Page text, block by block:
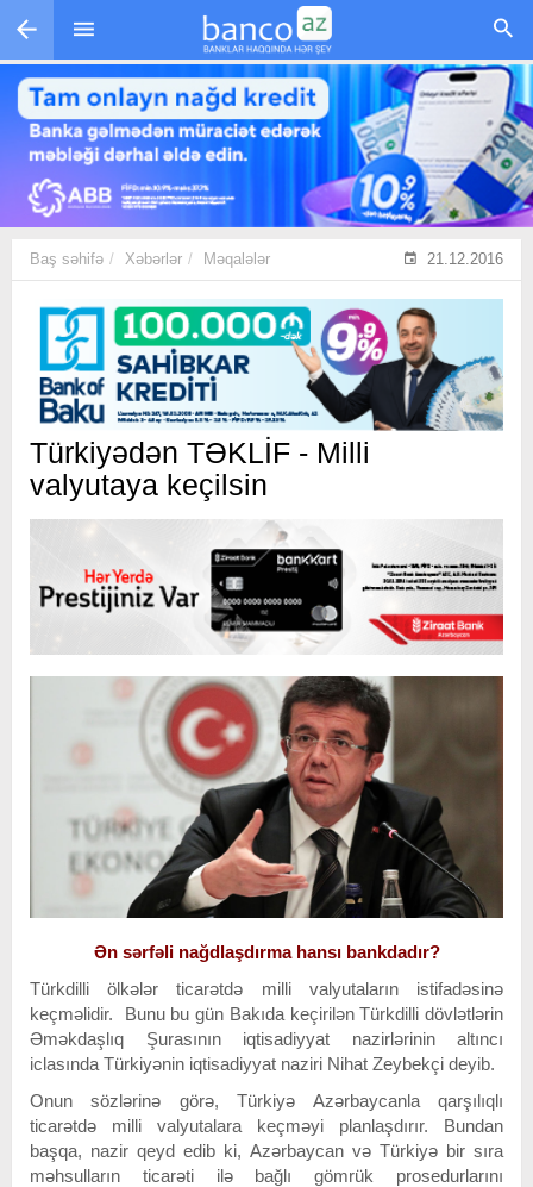
Skip to main content
Baş səhifə Xəbərlər Məqalələr 21.12.2016
Türkiyədən TƏKLİF - Milli
valyutaya keçilsin
Ən sərfəli nağdlaşdırma hansı bankdadır?
Türkdilli ölkələr ticarətdə milli valyutaların istifadəsinə
keçməlidir. Bunu bu gün Bakıda keçirilən Türkdilli dövlətlərin
Əməkdaşlıq Şurasının iqtisadiyyat nazirlərinin altıncı
iclasında Türkiyənin iqtisadiyyat naziri Nihat Zeybekçi deyib.
Onun sözlərinə görə, Türkiyə Azərbaycanla qarşılıqlı
ticarətdə milli valyutalara keçməyi planlaşdırır. Bundan
başqa, nazir qeyd edib ki, Azərbaycan və Türkiyə bir sıra
məhsulların ticarəti ilə bağlı gömrük prosedurlarını